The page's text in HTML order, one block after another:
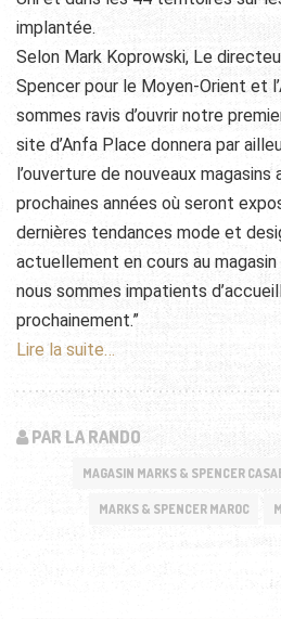
implantée.
Selon Mark Koprowski, Le
Spencer pour le Moyen-Orient et
sommes ravis d’ouvrir notre
site d’Anfa Place donnera par
l’ouverture de nouveaux
prochaines années où seront
dernières tendances mode et
actuellement en cours au
nous sommes impatients
prochainement.”
Lire la suite…
PAR LA RANDO
MAGASIN MARKS & SPENCER
MARKS & SPENCER MAROC